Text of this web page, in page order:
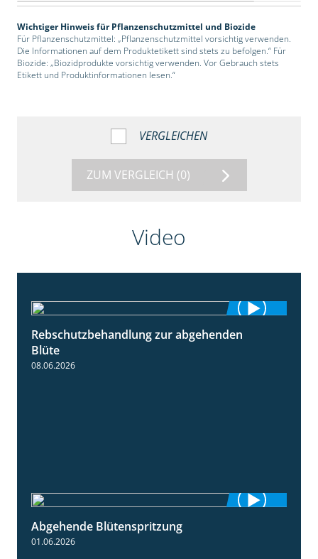
Wichtiger Hinweis für Pflanzenschutzmittel und Biozide
Für Pflanzenschutzmittel: „Pflanzenschutzmittel vorsichtig verwenden.
Die Informationen auf dem Produktetikett sind stets zu befolgen.“ Für
Biozide: „Biozidprodukte vorsichtig verwenden. Vor Gebrauch stets
Etikett und Produktinformationen lesen.“
VERGLEICHEN
ZUM VERGLEICH (0)
Video
3:06
Rebschutzbehandlung zur abgehenden
Blüte
08.06.2026
Abgehende Blütenspritzung
01.06.2026